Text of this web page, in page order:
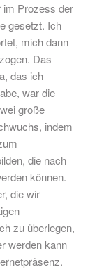
im Prozess der
gesetzt. Ich
mich dann
Das
das ich
war die
große
indem
die nach
können.
die wir
zu überlegen,
werden kann